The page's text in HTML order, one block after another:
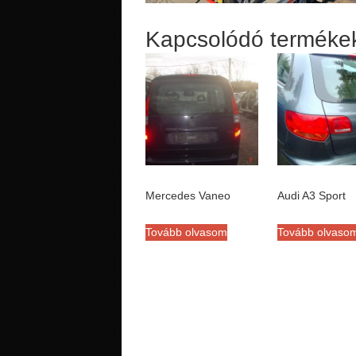
Kapcsolódó
Mercedes Vaneo
Tovább olvasom
Audi A3 Sport
Tovább